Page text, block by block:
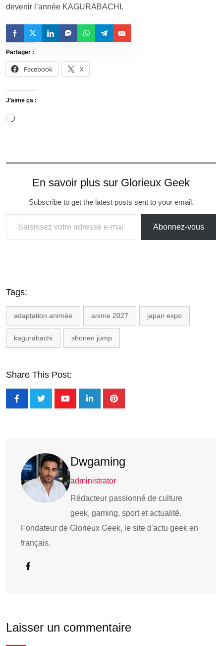
devenir l’année KAGURABACHI.
Partager :
Facebook X
J’aime ça :
En savoir plus sur Glorieux Geek
Subscribe to get the latest posts sent to your email.
Abonnez-vous
Tags:
adaptation animée anime 2027 japan expo
kagurabachi shonen jump
Share This Post:
Dwgaming
administrator
Rédacteur passionné de culture
geek, gaming, sport et actualité.
Fondateur de Glorieux Geek, le site d'actu geek en
français.
Laisser un commentaire